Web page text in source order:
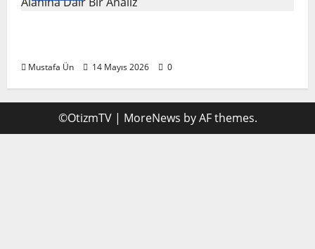
Mustafa Ün 14 Mayıs 2026 0
©OtizmTV | MoreNews by AF themes.